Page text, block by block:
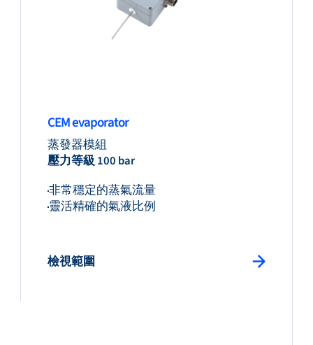
CEM evaporator
蒸發器模組
壓力等級 100 bar
非常穩定的蒸氣流量
靈活精確的氣液比例
檢視範圍